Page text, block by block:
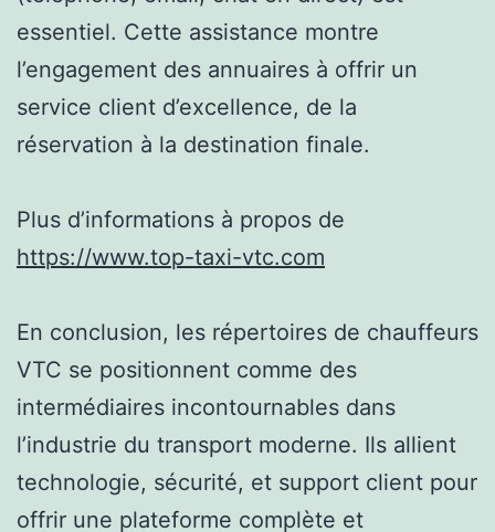
essentiel. Cette assistance montre
l’engagement des annuaires à offrir un
service client d’excellence, de la
réservation à la destination finale.
Plus d’informations à propos de
https://www.top-taxi-vtc.com
En conclusion, les répertoires de chauffeurs
VTC se positionnent comme des
intermédiaires incontournables dans
l’industrie du transport moderne. Ils allient
technologie, sécurité, et support client pour
offrir une plateforme complète et